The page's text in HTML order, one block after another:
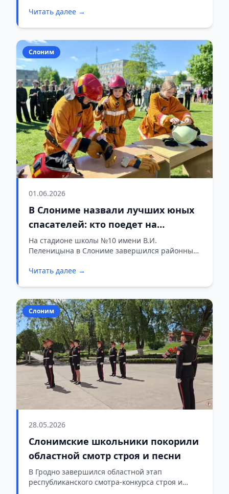
2025 года. Соответствующее решение утвердил
Читать далее →
Слоним
01.06.2026
В Слониме назвали лучших юных
спасателей: кто поедет на
областной этап
На стадионе школы №10 имени В.И.
Пеленицына в Слониме завершился районный
звание сильнейших боролись команды из
действовать в экстренной ситуации.
Читать далее →
Слоним
28.05.2026
Слонимские школьники покорили
областной смотр строя и песни
В Гродно завершился областной этап
республиканского смотра-конкурса строя и